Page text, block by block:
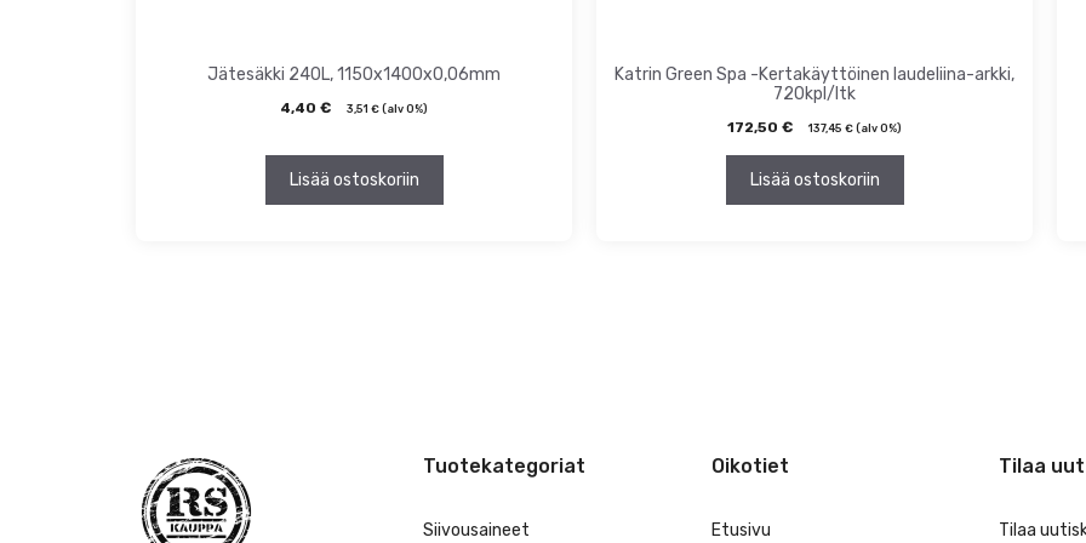
Jätesäkki 240L, 1150x1400x0,06mm
4,40 € 3,51 € (alv 0%)
Lisää ostoskoriin
Katrin Green Spa -Kertakäyttöinen laudeliina-arkki,
720kpl/ltk
172,50 € 137,45 € (alv 0%)
Lisää ostoskoriin
Tuotekategoriat
Siivousaineet
Oikotiet
Etusivu
Tilaa
Tilaa